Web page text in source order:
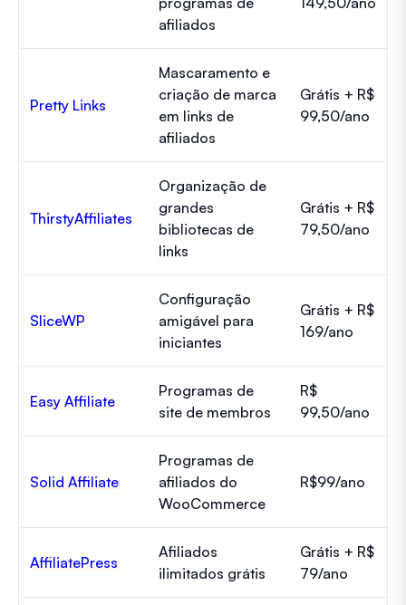
afiliados
Pretty Links
Mascaramento e
criação de marca
em links de
afiliados
Grátis + R$
99,50/ano
ThirstyAffiliates
Organização de
grandes
bibliotecas de
links
Grátis + R$
79,50/ano
SliceWP
Configuração
amigável para
iniciantes
Grátis + R$
169/ano
Easy Affiliate
Programas de
site de membros
R$
99,50/ano
Solid Affiliate
Programas de
afiliados do
WooCommerce
R$99/ano
AffiliatePress
Afiliados
ilimitados grátis
Grátis + R$
79/ano